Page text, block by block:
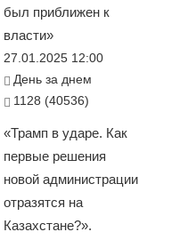
был приближен к
власти»
27.01.2025 12:00
День за днем
1128 (40536)
«Трамп в ударе. Как
первые решения
новой администрации
отразятся на
Казахстане?».